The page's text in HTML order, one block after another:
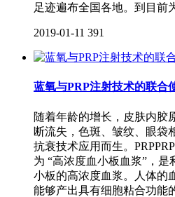
足迹遍布全国各地。到目前
2019-01-11 391
蓝氧与PRP注射技术的联合
随着年龄的增长，皮肤内胶
断流失，色斑、皱纹、眼袋
抗衰技术应用而生。
为 “高浓度血小板血浆”，
小板的高浓度血浆。人体的
能够产出具有细胞粘合功能